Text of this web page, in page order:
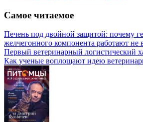
Самое читаемое
Печень под двойной защитой: почему
желчегонного компонента работают не
Первый ветеринарный логистический
Как ученые воплощают идею